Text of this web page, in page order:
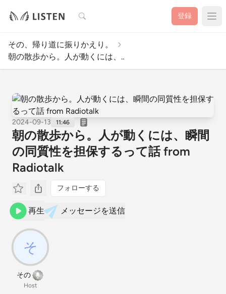
検索 登録
その、帰り道に振りかえり。
朝の散歩から。人が動くには、..
2024-09-13 11:46
朝の散歩から。人が動くには、瞬間
の同質性を担保するって話 from
Radiotalk
フォローする
再生 メッセージを送信
その
Host